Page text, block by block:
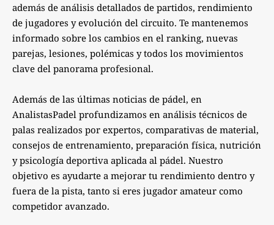
además de análisis detallados de partidos, rendimiento
de jugadores y evolución del circuito. Te mantenemos
informado sobre los cambios en el ranking, nuevas
parejas, lesiones, polémicas y todos los movimientos
clave del panorama profesional.
Además de las últimas noticias de pádel, en
AnalistasPadel profundizamos en análisis técnicos de
palas realizados por expertos, comparativas de material,
consejos de entrenamiento, preparación física, nutrición
y psicología deportiva aplicada al pádel. Nuestro
objetivo es ayudarte a mejorar tu rendimiento dentro y
fuera de la pista, tanto si eres jugador amateur como
competidor avanzado.